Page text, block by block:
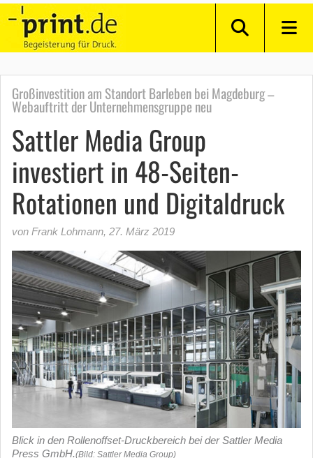
Großinvestition am Standort Barleben bei Magdeburg –
Webauftritt der Unternehmensgruppe neu
Sattler Media Group
investiert in 48-Seiten-
Rotationen und Digitaldruck
von Frank Lohmann, 27. März 2019
Blick in den Rollenoffset-Druckbereich bei der Sattler Media
Press GmbH.(Bild: Sattler Media Group)